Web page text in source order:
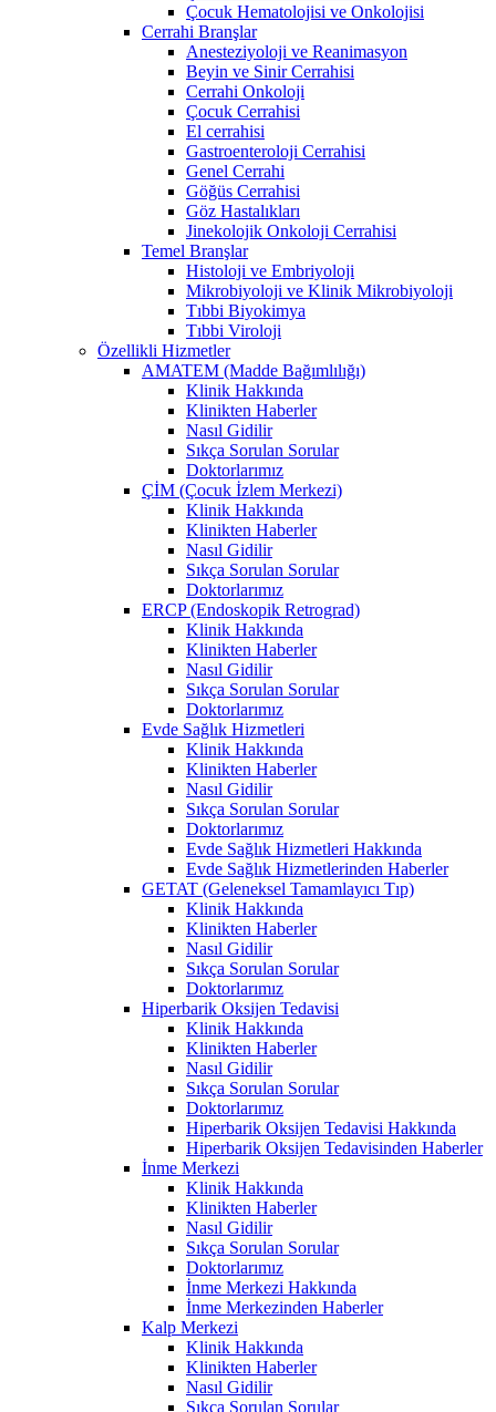
Çocuk Hematolojisi ve Onkolojisi
Cerrahi Branşlar
Anesteziyoloji ve Reanimasyon
Beyin ve Sinir Cerrahisi
Cerrahi Onkoloji
Çocuk Cerrahisi
El cerrahisi
Gastroenteroloji Cerrahisi
Genel Cerrahi
Göğüs Cerrahisi
Göz Hastalıkları
Jinekolojik Onkoloji Cerrahisi
Temel Branşlar
Histoloji ve Embriyoloji
Mikrobiyoloji ve Klinik Mikrobiyoloji
Tıbbi Biyokimya
Tıbbi Viroloji
Özellikli Hizmetler
AMATEM (Madde Bağımlılığı)
Klinik Hakkında
Klinikten Haberler
Nasıl Gidilir
Sıkça Sorulan Sorular
Doktorlarımız
ÇİM (Çocuk İzlem Merkezi)
Klinik Hakkında
Klinikten Haberler
Nasıl Gidilir
Sıkça Sorulan Sorular
Doktorlarımız
ERCP (Endoskopik Retrograd)
Klinik Hakkında
Klinikten Haberler
Nasıl Gidilir
Sıkça Sorulan Sorular
Doktorlarımız
Evde Sağlık Hizmetleri
Klinik Hakkında
Klinikten Haberler
Nasıl Gidilir
Sıkça Sorulan Sorular
Doktorlarımız
Evde Sağlık Hizmetleri Hakkında
Evde Sağlık Hizmetlerinden Haberler
GETAT (Geleneksel Tamamlayıcı Tıp)
Klinik Hakkında
Klinikten Haberler
Nasıl Gidilir
Sıkça Sorulan Sorular
Doktorlarımız
Hiperbarik Oksijen Tedavisi
Klinik Hakkında
Klinikten Haberler
Nasıl Gidilir
Sıkça Sorulan Sorular
Doktorlarımız
Hiperbarik Oksijen Tedavisi Hakkında
Hiperbarik Oksijen Tedavisinden Haberler
İnme Merkezi
Klinik Hakkında
Klinikten Haberler
Nasıl Gidilir
Sıkça Sorulan Sorular
Doktorlarımız
İnme Merkezi Hakkında
İnme Merkezinden Haberler
Kalp Merkezi
Klinik Hakkında
Klinikten Haberler
Nasıl Gidilir
Sıkça Sorulan Sorular